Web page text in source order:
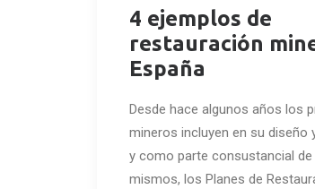
4 ejemplos de
restauración
España
Desde hace algunos años los
mineros incluyen en su diseño
y como parte consustancial de
mismos, los Planes de